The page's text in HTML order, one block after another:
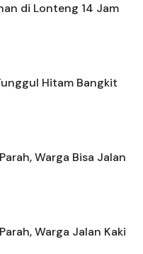
di Lonteng 14 Jam
Hitam Bangkit
Warga Bisa Jalan
Warga Jalan Kaki